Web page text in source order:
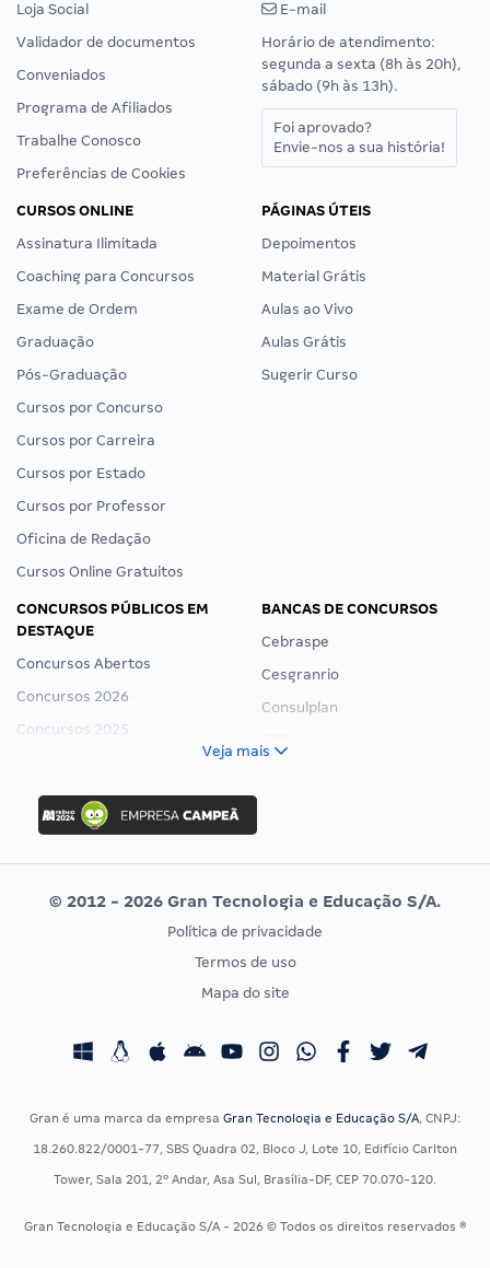
Loja Social
Validador de documentos
Conveniados
Programa de Afiliados
Trabalhe Conosco
Preferências de Cookies
E-mail
Horário de atendimento:
segunda a sexta (8h às 20h),
sábado (9h às 13h).
Foi aprovado?
Envie-nos a sua história!
CURSOS ONLINE
Assinatura Ilimitada
Coaching para Concursos
Exame de Ordem
Graduação
Pós-Graduação
Cursos por Concurso
Cursos por Carreira
Cursos por Estado
Cursos por Professor
Oficina de Redação
Cursos Online Gratuitos
PÁGINAS ÚTEIS
Depoimentos
Material Grátis
Aulas ao Vivo
Aulas Grátis
Sugerir Curso
CONCURSOS PÚBLICOS EM
DESTAQUE
Concursos Abertos
Concursos 2026
Concursos 2025
Concurso Ibama
Concurso MPU
Editais publicados
BANCAS DE CONCURSOS
Cebraspe
Cesgranrio
Consulplan
Vunesp
CONCURSOS POR PROFISSÃO
Concursos Fiscais
Concursos Saúde
Residência Multiprofissional
EXAME DE ORDEM
Calendário OAB
Veja mais
© 2012 - 2026 Gran Tecnologia e Educação S/A.
Política de privacidade
Termos de uso
Mapa do site
Gran é uma marca da empresa Gran Tecnologia e Educação S/A, CNPJ:
18.260.822/0001-77, SBS Quadra 02, Bloco J, Lote 10, Edifício Carlton
Tower, Sala 201, 2º Andar, Asa Sul, Brasília-DF, CEP 70.070-120.
Gran Tecnologia e Educação S/A - 2026 © Todos os direitos reservados ®